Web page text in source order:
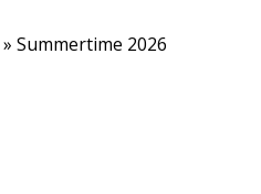
» Summertime 2026